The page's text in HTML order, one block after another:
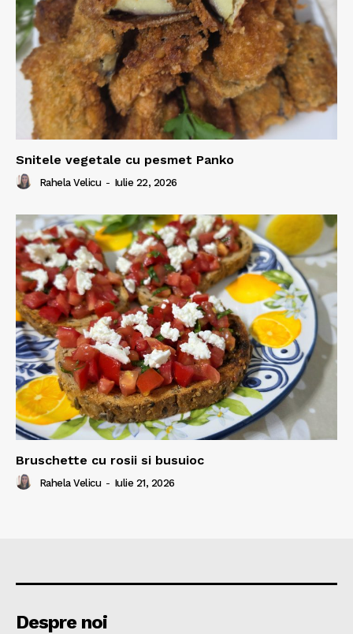
Snitele vegetale cu pesmet Panko
Rahela Velicu - Iulie 22, 2026
Bruschette cu rosii si busuioc
Rahela Velicu - Iulie 21, 2026
Despre noi